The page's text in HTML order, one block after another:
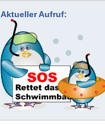
Aktueller Aufruf: